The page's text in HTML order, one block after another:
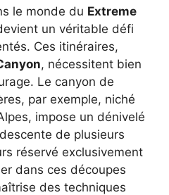
le monde du Extreme
un véritable défi
Ces itinéraires,
, nécessitent bien
Le canyon de
par exemple, niché
impose un dénivelé
de plusieurs
réservé exclusivement
dans ces découpes
des techniques